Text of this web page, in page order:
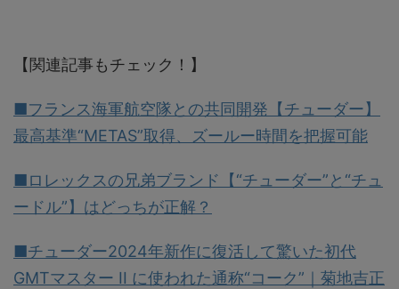
【関連記事もチェック！】
■フランス海軍航空隊との共同開発【チューダー】
最高基準“METAS”取得、ズールー時間を把握可能
■ロレックスの兄弟ブランド【“チューダー”と“チュ
ードル”】はどっちが正解？
■チューダー2024年新作に復活して驚いた初代
GMTマスター II に使われた通称“コーク”｜菊地吉正